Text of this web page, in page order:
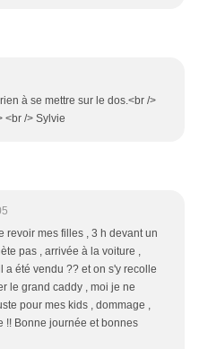
à se mettre sur le dos.<br />
<br /> Sylvie
revoir mes filles , 3 h devant un
pas , arrivée à la voiture ,
a été vendu ?? et on s'y recolle
le grand caddy , moi je ne
pour mes kids , dommage ,
!! Bonne journée et bonnes